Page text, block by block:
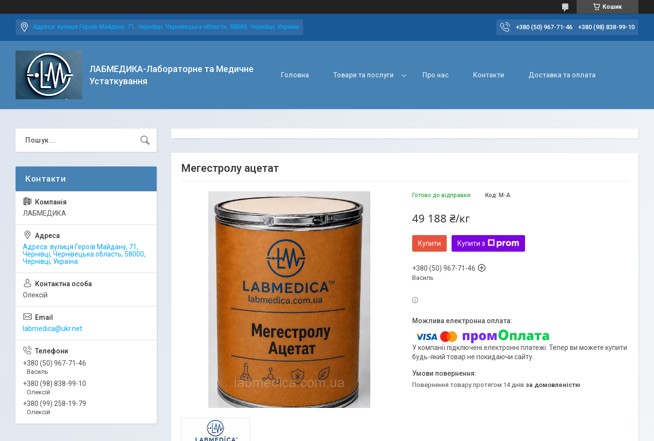
Кошик
Адреса: вулиця Героїв Майдану, 71, Чернівці, Чернівецька область, 58000, Чернівці, Україна +380 (50) 967-71-46 +380 (98) 838-99-10
ЛАБМЕДИКА-Лабораторне та Медичне
Устаткування
Головна Товари та послуги Про нас Контакти Доставка та оплата
Мегестролу ацетат
Готово до відправки Код: М-А
49 188 ₴/кг
Купити Купити з
+380 (50) 967-71-46
Василь
У компанії підключені електронні платежі. Тепер ви можете купити
будь-який товар не покидаючи сайту.
повернення товару протягом 14 днів за домовленістю
ЛАБМЕДИКА
Адреса: вулиця Героїв Майдану, 71,
Чернівці, Чернівецька область, 58000,
Чернівці, Україна
Олексій
labmedica@ukr.net
+380 (50) 967-71-46
Василь
+380 (98) 838-99-10
Олексій
+380 (99) 258-19-79
Олексій